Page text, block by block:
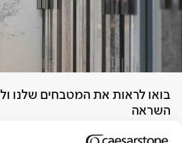
בואו לראות את המטבחים שלנו
השראה